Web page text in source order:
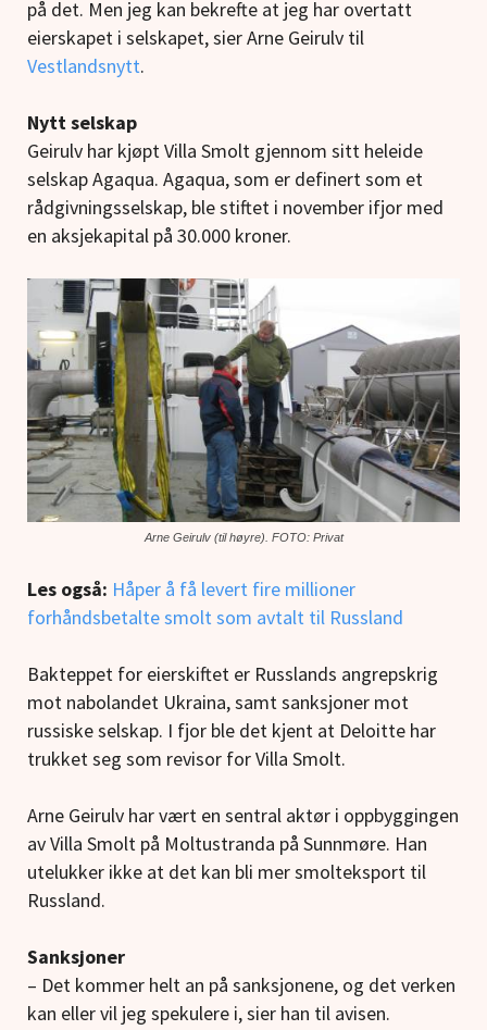
på det. Men jeg kan bekrefte at jeg har overtatt
eierskapet i selskapet, sier Arne Geirulv til
Vestlandsnytt.
Nytt selskap
Geirulv har kjøpt Villa Smolt gjennom sitt heleide
selskap Agaqua. Agaqua, som er definert som et
rådgivningsselskap, ble stiftet i november ifjor med
en aksjekapital på 30.000 kroner.
Arne Geirulv (til høyre). FOTO: Privat
Les også: Håper å få levert fire millioner
forhåndsbetalte smolt som avtalt til Russland
Bakteppet for eierskiftet er Russlands angrepskrig
mot nabolandet Ukraina, samt sanksjoner mot
russiske selskap. I fjor ble det kjent at Deloitte har
trukket seg som revisor for Villa Smolt.
Arne Geirulv har vært en sentral aktør i oppbyggingen
av Villa Smolt på Moltustranda på Sunnmøre. Han
utelukker ikke at det kan bli mer smolteksport til
Russland.
Sanksjoner
– Det kommer helt an på sanksjonene, og det verken
kan eller vil jeg spekulere i, sier han til avisen.